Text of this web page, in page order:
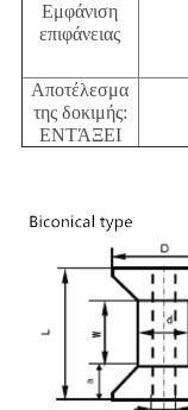
Εμφάνιση
επιφάνειας
Αποτέλεσμα
της δοκιμής:
ΕΝΤΆΞΕΙ